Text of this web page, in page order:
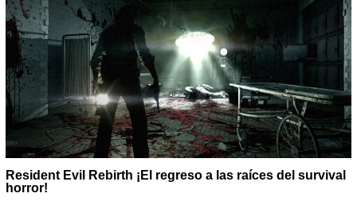
Resident Evil Rebirth ¡El regreso a las raíces del survival
horror!